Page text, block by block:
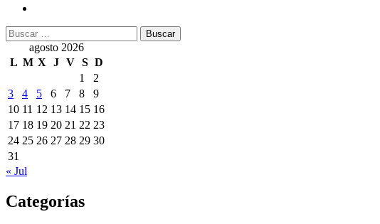
Buscar:
agosto 2026
L M X J V S D
1
2
3
4 5 6 7 8
9
10 11 12 13 14 15 16
17 18 19 20 21 22 23
24 25 26 27 28 29 30
31
« Jul
Categorías